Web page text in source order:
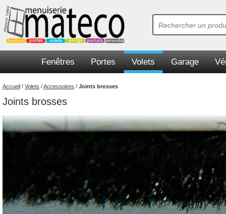
Fenêtres Portes Volets Garage
Accueil / Volets /Accessoires / Joints brosses
Joints brosses